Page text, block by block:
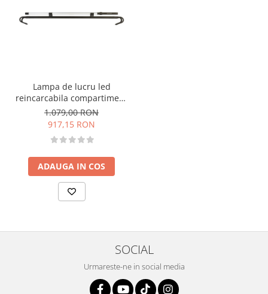
Lampa de lucru led
reincarcabila compartiment
motor si interioare Scangrip
Bonnet C+R, 1000 lumeni
1.079,00 RON
917,15 RON
ADAUGA IN COS
SOCIAL
Urmareste-ne in social media